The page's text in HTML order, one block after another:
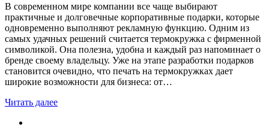
В современном мире компании все чаще выбирают
практичные и долговечные корпоративные подарки, которые
одновременно выполняют рекламную функцию. Одним из
самых удачных решений считается термокружка с фирменной
символикой. Она полезна, удобна и каждый раз напоминает о
бренде своему владельцу. Уже на этапе разработки подарков
становится очевидно, что печать на термокружках дает
широкие возможности для бизнеса: от…
Читать далее